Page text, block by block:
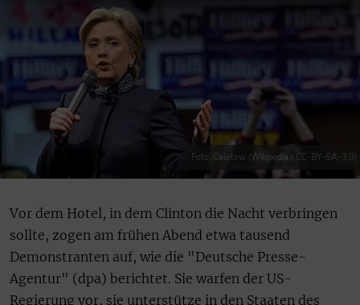
Foto: Calebrw (Wikipedia / CC-BY-SA-3.0)
Vor dem Hotel, in dem Clinton die Nacht verbringen
sollte, zogen am frühen Abend etwa tausend
Demonstranten auf, wie die "Deutsche Presse-
Agentur" (dpa) berichtet. Sie warfen der US-
Regierung vor, sie unterstütze in den Staaten des